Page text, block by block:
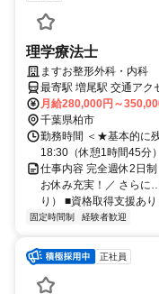
理学療法士
ますお整形外科・内科
最寄駅 増尾駅 交通アクセス 東武野田線「増尾駅」より徒歩1分 ★車
通勤OK／バイク通勤OK
月給280,000円～
千葉県柏市
勤務時間 ＜★基本的に
18:30（休憩1時間45分
仕事内容 完全週休2日
お休み充実！／ さらに
り） ■資格取得支援あ
固定時間制 経験者歓迎
正社員